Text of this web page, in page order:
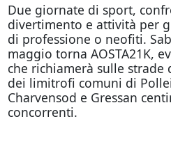
Due giornate di sport,
divertimento e attività per
di professione o neofiti.
maggio torna AOSTA21K,
che richiamerà sulle strade
dei limitrofi comuni di
Charvensod e Gressan
concorrenti.